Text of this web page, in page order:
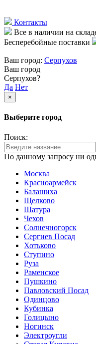
Контакты
Все в наличии на
Бесперебойные поставки
Ваш город: Серпухов
Ваш город
Серпухов?
Да Нет
×
Выберите город
Поиск:
По данному запросу ни
Москва
Красноармейск
Балашиха
Щелково
Шатура
Чехов
Солнечногорск
Сергиев Посад
Хотьково
Ступино
Руза
Раменское
Пушкино
Павловский Посад
Одинцово
Кубинка
Голицыно
Ногинск
Электроугли